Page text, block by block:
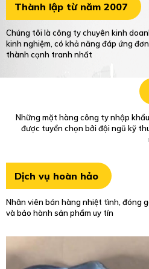
Thành lập từ năm 2007
Chúng tôi là công ty chuyên kinh
kinh nghiệm, có khả năng đáp ứng
thành cạnh tranh nhất
Những mặt hàng công ty nhập
được tuyển chọn bởi đội ngũ kỹ
Dịch vụ hoàn hảo
Nhân viên bán hàng nhiệt tình, đóng
và bảo hành sản phẩm uy tín